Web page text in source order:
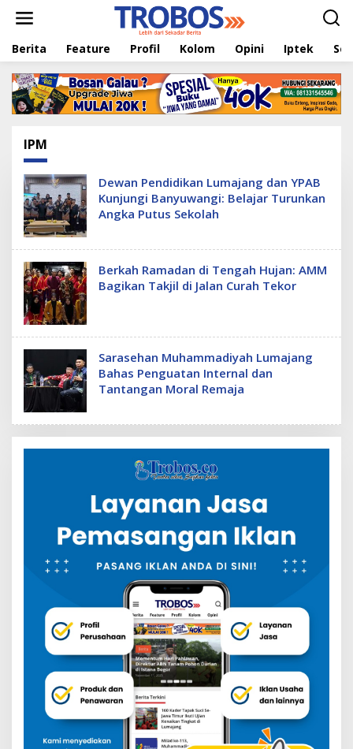
t
Berita Feature Profil Kolom Opini Iptek
IPM
Dewan Pendidikan Lumajang dan YPAB
Kunjungi Banyuwangi: Belajar Turunkan
Angka Putus Sekolah
Berkah Ramadan di Tengah Hujan: AMM
Bagikan Takjil di Jalan Curah Tekor
Sarasehan Muhammadiyah Lumajang
Bahas Penguatan Internal dan
Tantangan Moral Remaja